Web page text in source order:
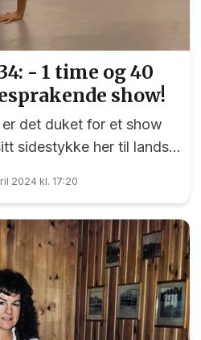
- 1 time og 40
show!
det duket for et show
sidestykke her til lands. I
mindre enn 400 elever
(EBAS), og vi kan
show. En drøy
nemlig EidsvollPuls
i kjelleren på AMFI,
at showet kan bli
Elie Crowley er én
2024 kl. 17:20